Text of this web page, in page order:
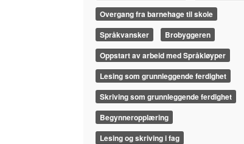
Overgang fra barnehage til skole
Språkvansker
Brobyggeren
Oppstart av arbeid med Språkløyper
Lesing som grunnleggende ferdighet
Skriving som grunnleggende ferdighet
Begynneropplæring
Lesing og skriving i fag